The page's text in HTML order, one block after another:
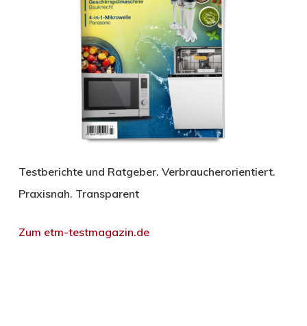
Testberichte und Ratgeber. Verbraucherorientiert.
Praxisnah. Transparent
Zum etm-testmagazin.de